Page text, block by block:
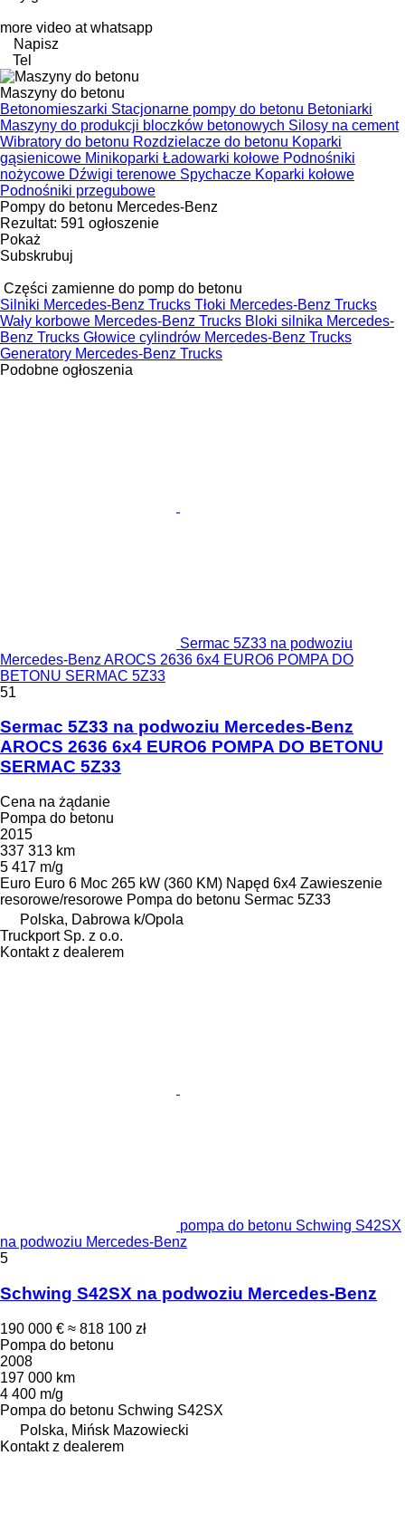
more video at whatsapp
Napisz
Tel
Maszyny do betonu
Betonomieszarki Stacjonarne pompy do betonu Betoniarki
Maszyny do produkcji bloczków betonowych Silosy na cement
Wibratory do betonu Rozdzielacze do betonu Koparki
gąsienicowe Minikoparki Ładowarki kołowe Podnośniki
nożycowe Dźwigi terenowe Spychacze Koparki kołowe
Podnośniki przegubowe
Pompy do betonu Mercedes-Benz
Rezultat: 591 ogłoszenie
Pokaż
Subskrubuj
Części zamienne do pomp do betonu
Silniki Mercedes-Benz Trucks Tłoki Mercedes-Benz Trucks
Wały korbowe Mercedes-Benz Trucks Bloki silnika Mercedes-
Benz Trucks Głowice cylindrów Mercedes-Benz Trucks
Generatory Mercedes-Benz Trucks
Podobne ogłoszenia
Sermac 5Z33 na podwoziu
Mercedes-Benz AROCS 2636 6x4 EURO6 POMPA DO
BETONU SERMAC 5Z33
51
Sermac 5Z33 na podwoziu Mercedes-Benz
AROCS 2636 6x4 EURO6 POMPA DO BETONU
SERMAC 5Z33
Cena na żądanie
Pompa do betonu
2015
337 313 km
5 417 m/g
Euro Euro 6 Moc 265 kW (360 KM) Napęd 6x4 Zawieszenie
resorowe/resorowe Pompa do betonu Sermac 5Z33
Polska, Dabrowa k/Opola
Truckport Sp. z o.o.
Kontakt z dealerem
pompa do betonu Schwing S42SX
na podwoziu Mercedes-Benz
5
Schwing S42SX na podwoziu Mercedes-Benz
190 000 € ≈ 818 100 zł
Pompa do betonu
2008
197 000 km
4 400 m/g
Pompa do betonu Schwing S42SX
Polska, Mińsk Mazowiecki
Kontakt z dealerem